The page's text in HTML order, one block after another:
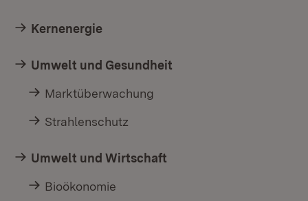
Kernenergie
Umwelt und Gesundheit
Marktüberwachung
Strahlenschutz
Umwelt und Wirtschaft
Bioökonomie